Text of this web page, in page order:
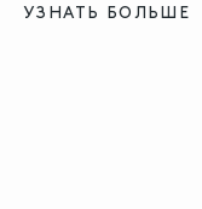
УЗНАТЬ БОЛЬШЕ